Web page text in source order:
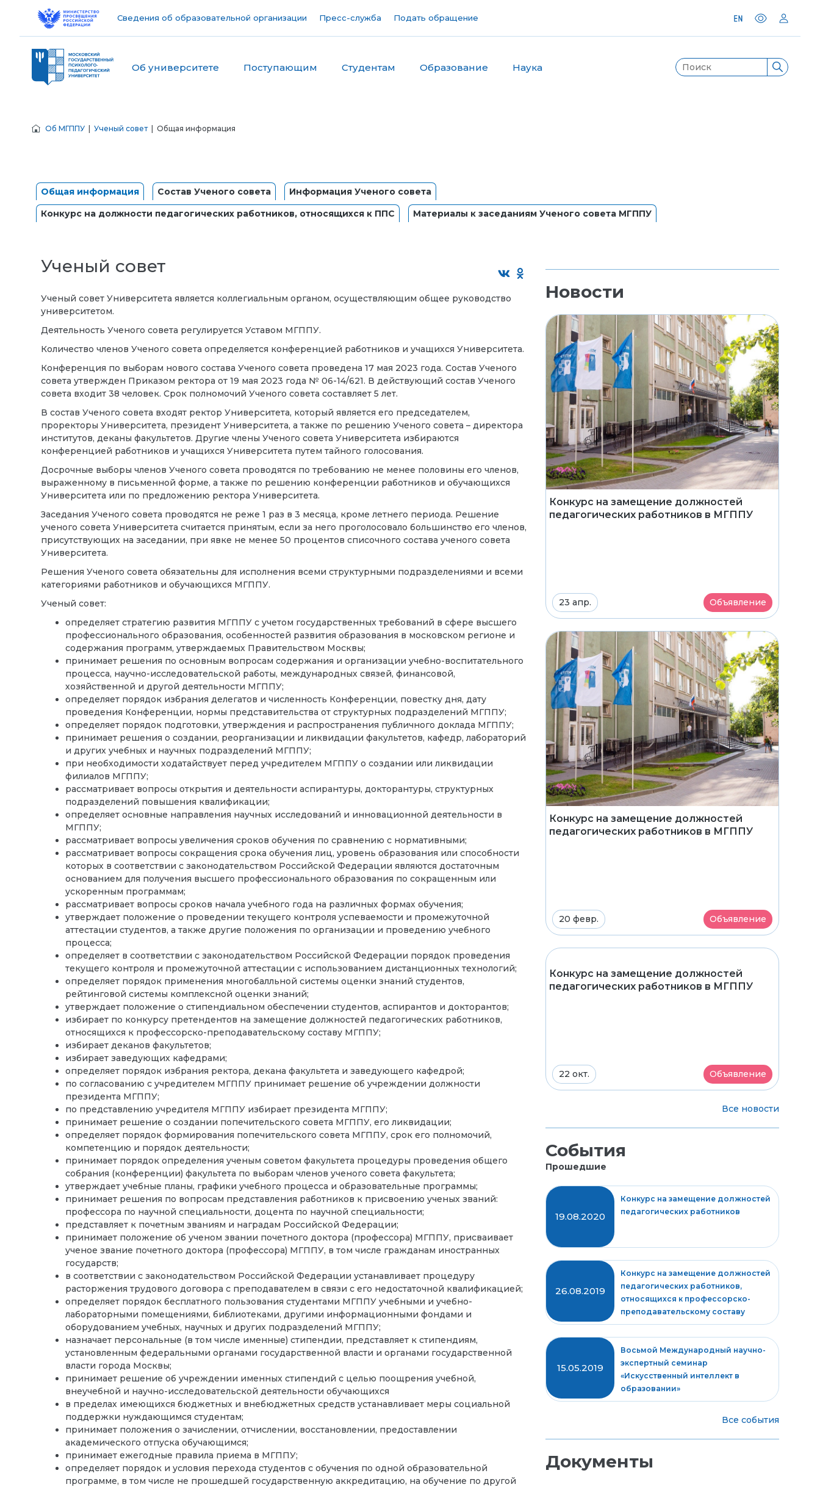
Сведения об образовательной организации Пресс-служба Подать обращение
Об университете Поступающим Студентам Образование Наука
Об МГППУ Ученый совет| Общая информация
Общая информация Состав Ученого совета
Информация Ученого совета
Конкурс на должности педагогических работников, относящихся к ППС
Материалы к заседаниям Ученого совета МГППУ
Ученый совет
Ученый совет Университета является коллегиальным органом, осуществляющим общее руководство
университетом.
Деятельность Ученого совета регулируется Уставом МГППУ.
Количество членов Ученого совета определяется конференцией работников и учащихся Университета.
Конференция по выборам нового состава Ученого совета проведена 17 мая 2023 года. Состав Ученого
совета утвержден Приказом ректора от 19 мая 2023 года № 06-14/621. В действующий состав Ученого
совета входит 38 человек. Срок полномочий Ученого совета составляет 5 лет.
В состав Ученого совета входят ректор Университета, который является его председателем,
проректоры Университета, президент Университета, а также по решению Ученого совета – директора
институтов, деканы факультетов. Другие члены Ученого совета Университета избираются
конференцией работников и учащихся Университета путем тайного голосования.
Досрочные выборы членов Ученого совета проводятся по требованию не менее половины его членов,
выраженному в письменной форме, а также по решению конференции работников и обучающихся
Университета или по предложению ректора Университета.
Заседания Ученого совета проводятся не реже 1 раз в 3 месяца, кроме летнего периода. Решение
ученого совета Университета считается принятым, если за него проголосовало большинство его членов,
присутствующих на заседании, при явке не менее 50 процентов списочного состава ученого совета
Университета.
Решения Ученого совета обязательны для исполнения всеми структурными подразделениями и всеми
категориями работников и обучающихся МГППУ.
Ученый совет:
определяет стратегию развития МГППУ с учетом государственных требований в сфере высшего
профессионального образования, особенностей развития образования в московском регионе и
содержания программ, утверждаемых Правительством Москвы;
принимает решения по основным вопросам содержания и организации учебно-воспитательного
процесса, научно-исследовательской работы, международных связей, финансовой,
хозяйственной и другой деятельности МГППУ;
определяет порядок избрания делегатов и численность Конференции, повестку дня, дату
проведения Конференции, нормы представительства от структурных подразделений МГППУ;
определяет порядок подготовки, утверждения и распространения публичного доклада МГППУ;
принимает решения о создании, реорганизации и ликвидации факультетов, кафедр, лабораторий
и других учебных и научных подразделений МГППУ;
при необходимости ходатайствует перед учредителем МГППУ о создании или ликвидации
филиалов МГППУ;
рассматривает вопросы открытия и деятельности аспирантуры, докторантуры, структурных
подразделений повышения квалификации;
определяет основные направления научных исследований и инновационной деятельности в
МГППУ;
рассматривает вопросы увеличения сроков обучения по сравнению с нормативными;
рассматривает вопросы сокращения срока обучения лиц, уровень образования или способности
которых в соответствии с законодательством Российской Федерации являются достаточным
основанием для получения высшего профессионального образования по сокращенным или
ускоренным программам;
рассматривает вопросы сроков начала учебного года на различных формах обучения;
утверждает положение о проведении текущего контроля успеваемости и промежуточной
аттестации студентов, а также другие положения по организации и проведению учебного
процесса;
определяет в соответствии с законодательством Российской Федерации порядок проведения
текущего контроля и промежуточной аттестации с использованием дистанционных технологий;
определяет порядок применения многобалльной системы оценки знаний студентов,
рейтинговой системы комплексной оценки знаний;
утверждает положение о стипендиальном обеспечении студентов, аспирантов и докторантов;
избирает по конкурсу претендентов на замещение должностей педагогических работников,
относящихся к профессорско-преподавательскому составу МГППУ;
избирает деканов факультетов;
избирает заведующих кафедрами;
определяет порядок избрания ректора, декана факультета и заведующего кафедрой;
по согласованию с учредителем МГППУ принимает решение об учреждении должности
президента МГППУ;
по представлению учредителя МГППУ избирает президента МГППУ;
принимает решение о создании попечительского совета МГППУ, его ликвидации;
определяет порядок формирования попечительского совета МГППУ, срок его полномочий,
компетенцию и порядок деятельности;
принимает порядок определения ученым советом факультета процедуры проведения общего
собрания (конференции) факультета по выборам членов ученого совета факультета;
утверждает учебные планы, графики учебного процесса и образовательные программы;
принимает решения по вопросам представления работников к присвоению ученых званий:
профессора по научной специальности, доцента по научной специальности;
представляет к почетным званиям и наградам Российской Федерации;
принимает положение об ученом звании почетного доктора (профессора) МГППУ, присваивает
ученое звание почетного доктора (профессора) МГППУ, в том числе гражданам иностранных
государств;
в соответствии с законодательством Российской Федерации устанавливает процедуру
расторжения трудового договора с преподавателем в связи с его недостаточной квалификацией;
определяет порядок бесплатного пользования студентами МГППУ учебными и учебно-
лабораторными помещениями, библиотеками, другими информационными фондами и
оборудованием учебных, научных и других подразделений МГППУ;
назначает персональные (в том числе именные) стипендии, представляет к стипендиям,
установленным федеральными органами государственной власти и органами государственной
власти города Москвы;
принимает решение об учреждении именных стипендий с целью поощрения учебной,
внеучебной и научно-исследовательской деятельности обучающихся
в пределах имеющихся бюджетных и внебюджетных средств устанавливает меры социальной
поддержки нуждающимся студентам;
принимает положения о зачислении, отчислении, восстановлении, предоставлении
академического отпуска обучающимся;
принимает ежегодные правила приема в МГППУ;
определяет порядок и условия перехода студентов с обучения по одной образовательной
программе, в том числе не прошедшей государственную аккредитацию, на обучение по другой
Новости
Конкурс на замещение должностей
педагогических работников в МГППУ
23 апр. Объявление
Конкурс на замещение должностей
педагогических работников в МГППУ
20 февр. Объявление
Конкурс на замещение должностей
педагогических работников в МГППУ
22 окт. Объявление
Все новости
События
Прошедшие
19.08.2020
Конкурс на замещение должностей
педагогических работников
26.08.2019
Конкурс на замещение должностей
педагогических работников,
относящихся к профессорско-
преподавательскому составу
15.05.2019
Восьмой Международный научно-
экспертный семинар
«Искусственный интеллект в
образовании»
Все события
Документы